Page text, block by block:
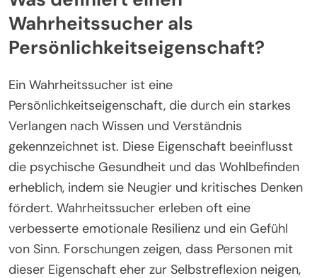
Wahrheitssucher als
Persönlichkeitseigenschaft?
Ein Wahrheitssucher ist eine
Persönlichkeitseigenschaft, die durch ein starkes
Verlangen nach Wissen und Verständnis
gekennzeichnet ist. Diese Eigenschaft beeinflusst
die psychische Gesundheit und das Wohlbefinden
erheblich, indem sie Neugier und kritisches Denken
fördert. Wahrheitssucher erleben oft eine
verbesserte emotionale Resilienz und ein Gefühl
von Sinn. Forschungen zeigen, dass Personen mit
dieser Eigenschaft eher zur Selbstreflexion neigen,